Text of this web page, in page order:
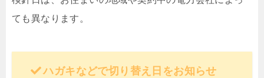
ても異なります。
ハガキなどで切り替え日をお知らせ